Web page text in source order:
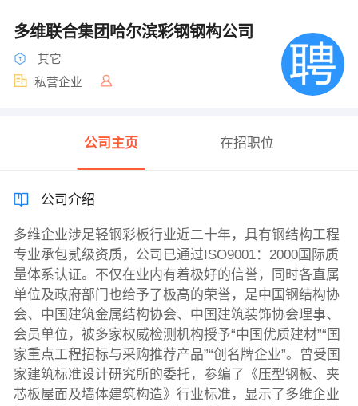
多维联合集团哈尔滨彩钢钢构公司
其它
私营企业
公司主页 在招职位
公司介绍
多维企业涉足轻钢彩板行业近二十年，具有钢结构工程
专业承包贰级资质，公司已通过ISO9001：2000国际质
量体系认证。不仅在业内有着极好的信誉，同时各直属
单位及政府部门也给予了极高的荣誉，是中国钢结构协
会、中国建筑金属结构协会、中国建筑装饰协会理事、
会员单位，被多家权威检测机构授予“中国优质建材”“国
家重点工程招标与采购推荐产品”“创名牌企业”。曾受国
家建筑标准设计研究所的委托，参编了《压型钢板、夹
芯板屋面及墙体建筑构造》行业标准，显示了多维企业